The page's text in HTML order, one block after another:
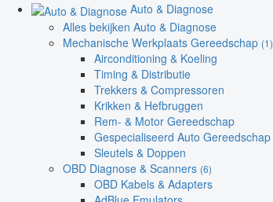
Auto & Diagnose
Alles bekijken Auto & Diagnose
Mechanische Werkplaats Gereedschap (1)
Airconditioning & Koeling
Timing & Distributie
Trekkers & Compressoren
Krikken & Hefbruggen
Rem- & Motor Gereedschap
Gespecialiseerd Auto Gereedschap
Sleutels & Doppen
OBD Diagnose & Scanners (6)
OBD Kabels & Adapters